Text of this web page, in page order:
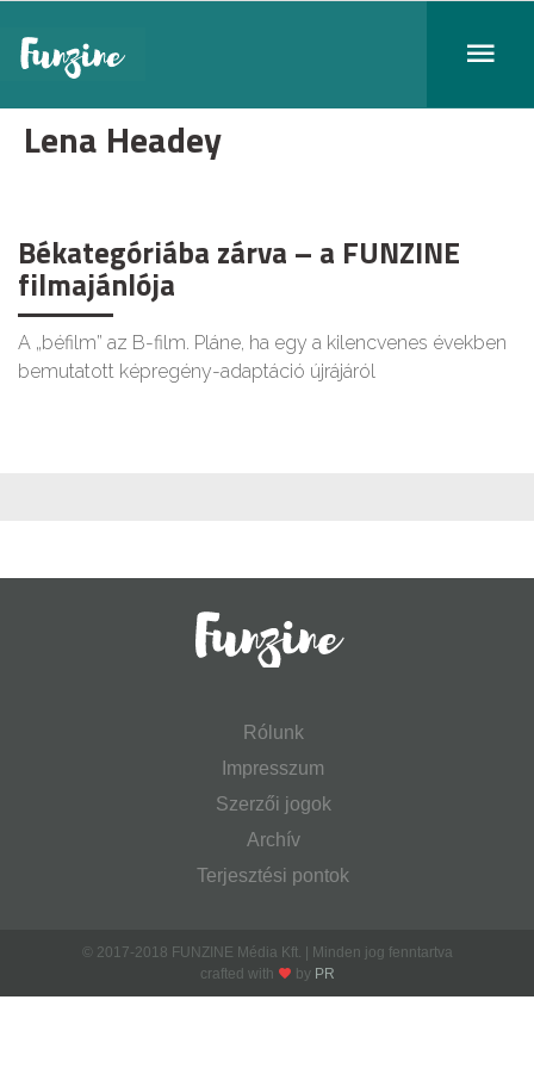
Lena Headey
Békategóriába zárva – a FUNZINE
filmajánlója
A „béfilm” az B-film. Pláne, ha egy a kilencvenes években
bemutatott képregény-adaptáció újrájáról
Rólunk
Impresszum
Szerzői jogok
Archív
Terjesztési pontok
© 2017-2018 FUNZINE Média Kft. | Minden jog fenntartva
crafted with
by PR